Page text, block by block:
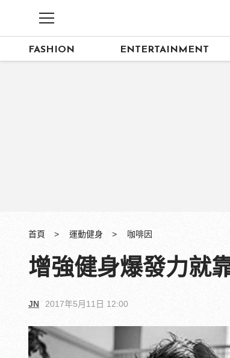
FASHION ENTERTAINMENT
首頁 運動健身 咖啡因
增強健身爆發力就
JN 2017年5月11日 12:00